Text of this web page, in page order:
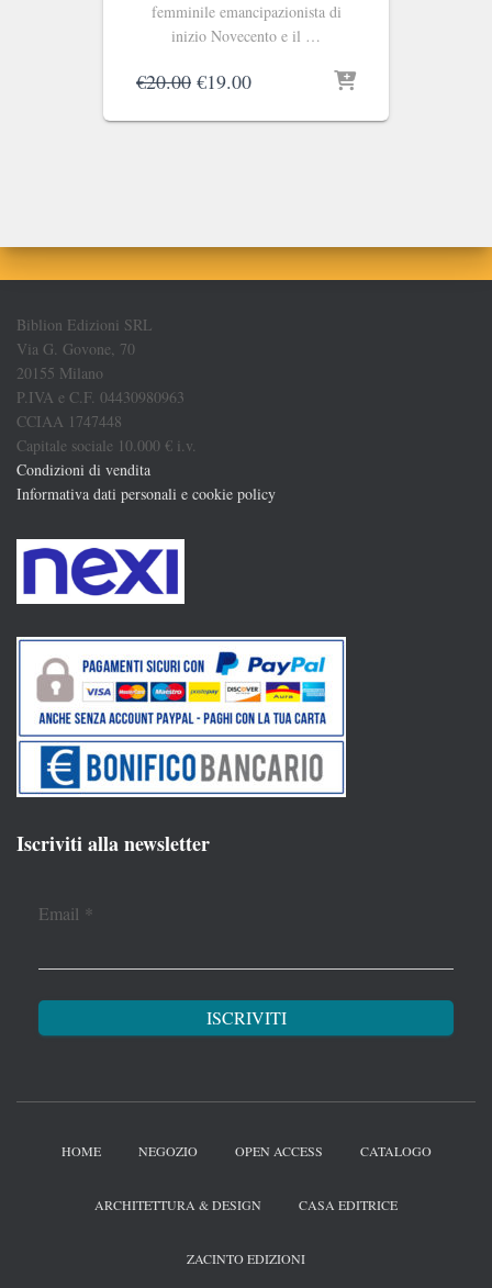
femminile emancipazionista di
inizio Novecento e il …
€20.00 Il
originale
€19.00Il
attuale
Biblion Edizioni SRL
Via G. Govone, 70
20155 Milano
P.IVA e C.F. 04430980963
CCIAA 1747448
Capitale sociale 10.000 € i.v.
Condizioni di vendita
Informativa dati personali e cookie policy
Iscriviti alla newsletter
Email *
HOME NEGOZIO OPEN ACCESS CATALOGO
ARCHITETTURA & DESIGN CASA EDITRICE
ZACINTO EDIZIONI